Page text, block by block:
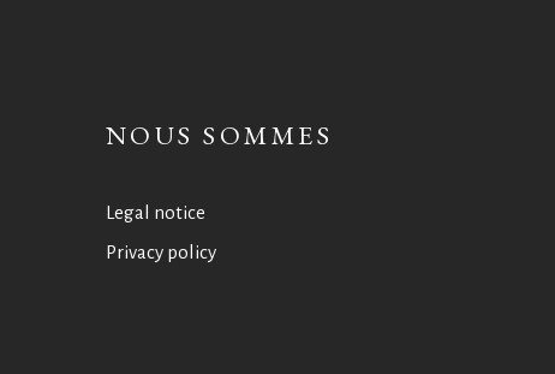
NOUS SOMMES
Legal notice
Privacy policy